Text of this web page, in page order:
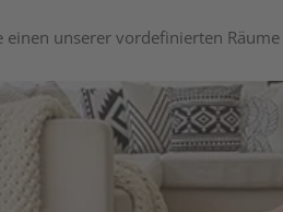
unserer vordefinierten